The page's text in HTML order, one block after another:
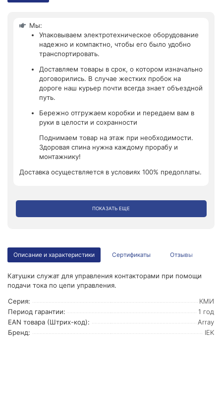
Мы:
Упаковываем электротехническое оборудование
надежно и компактно, чтобы его было удобно
транспортировать.
Доставляем товары в срок, о котором изначально
договорились. В случае жестких пробок на
дороге наш курьер почти всегда знает объездной
путь.
Бережно отгружаем коробки и передаем вам в
руки в целости и сохранности
Поднимаем товар на этаж при необходимости.
Здоровая спина нужна каждому прорабу и
монтажнику!
Доставка осуществляется в условиях 100% предоплаты.
ПОКАЗАТЬ ЕЩЕ
Описание и характеристики Сертификаты Отзывы
Катушки служат для управления контакторами при помощи
подачи тока по цепи управления.
Серия:
КМИ
Период гарантии:
1 год
EAN товара (Штрих-код):
Array
Бренд:
IEK